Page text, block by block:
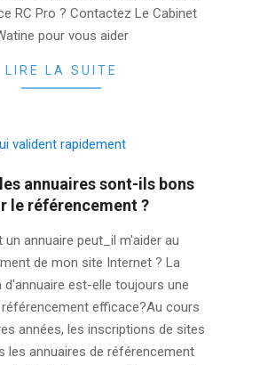
RC Pro ? Contactez Le Cabinet
pour vous aider
LIRE LA SUITE
annuaires sont-ils bons
le référencement ?
un annuaire peut_il m'aider au
de mon site Internet ? La
d'annuaire est-elle toujours une
efficace?Au cours
années, les inscriptions de sites
les annuaires de référencement